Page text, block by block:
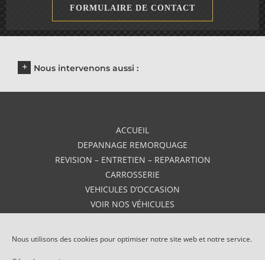
Nous utilisons des cookies pour optimiser notre site web et notre service.
FORMULAIRE DE CONTACT
Nous intervenons aussi :
ACCUEIL
DEPANNAGE REMORQUAGE
REVISION – ENTRETIEN – REPARARTION
CARROSSERIE
VEHICULES D’OCCASION
VOIR NOS VÉHICULES